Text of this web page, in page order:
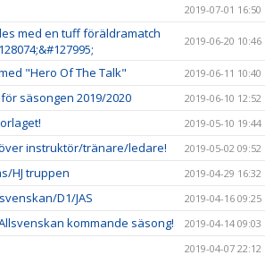
2019-07-01 16:50
med en tuff föräldramatch
2019-06-20 10:46
"Hero Of The Talk" 2019-06-11 10:40
säsongen 2019/2020 2019-06-10 12:52
2019-05-10 19:44
instruktör/tränare/ledare! 2019-05-02 09:52
HJ truppen 2019-04-29 16:32
D1/JAS 2019-04-16 09:25
kommande säsong! 2019-04-14 09:03
2019-04-07 22:12